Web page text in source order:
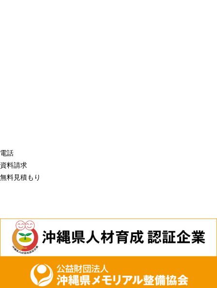
電話
資料請求
無料見積もり